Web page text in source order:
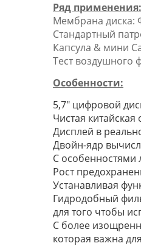
Ряд применения:
Мембрана диска:
Стандартный
Капсула & мини
Тест воздушного
Особенности:
5,7" цифровой
Чистая
Дисплей в
Двойн-ядр
С особенностями
Рост
Устанавливая
Гидродобный
для того чтобы
С более
которая важна